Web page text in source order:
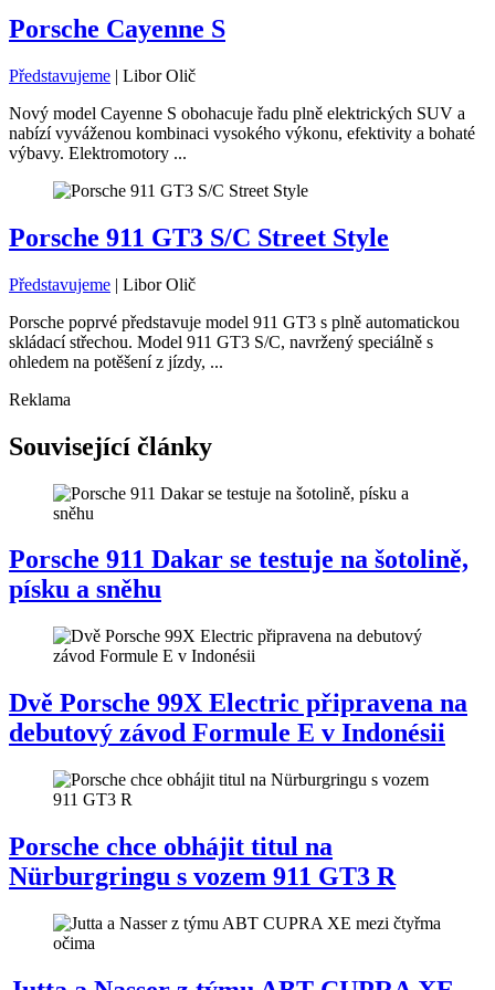
Porsche Cayenne S
Představujeme | Libor Olič
Nový model Cayenne S obohacuje řadu plně elektrických SUV a
nabízí vyváženou kombinaci vysokého výkonu, efektivity a bohaté
výbavy. Elektromotory ...
Porsche 911 GT3 S/C Street Style
Představujeme | Libor Olič
Porsche poprvé představuje model 911 GT3 s plně automatickou
skládací střechou. Model 911 GT3 S/C, navržený speciálně s
ohledem na potěšení z jízdy, ...
Reklama
Související články
Porsche 911 Dakar se testuje na šotolině,
písku a sněhu
Dvě Porsche 99X Electric připravena na
debutový závod Formule E v Indonésii
Porsche chce obhájit titul na
Nürburgringu s vozem 911 GT3 R